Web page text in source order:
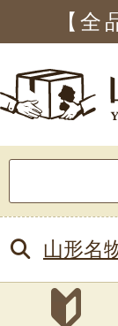
【
索:
山形名